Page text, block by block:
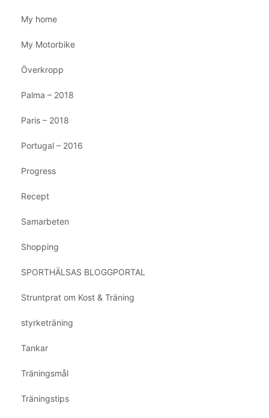
My home
My Motorbike
Överkropp
Palma – 2018
Paris – 2018
Portugal – 2016
Progress
Recept
Samarbeten
Shopping
SPORTHÄLSAS BLOGGPORTAL
Struntprat om Kost & Träning
styrketräning
Tankar
Träningsmål
Träningstips